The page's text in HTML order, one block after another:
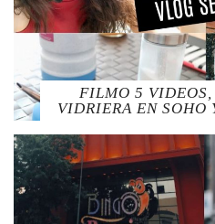
FILMO 5 VIDEOS,
VIDRIERA EN